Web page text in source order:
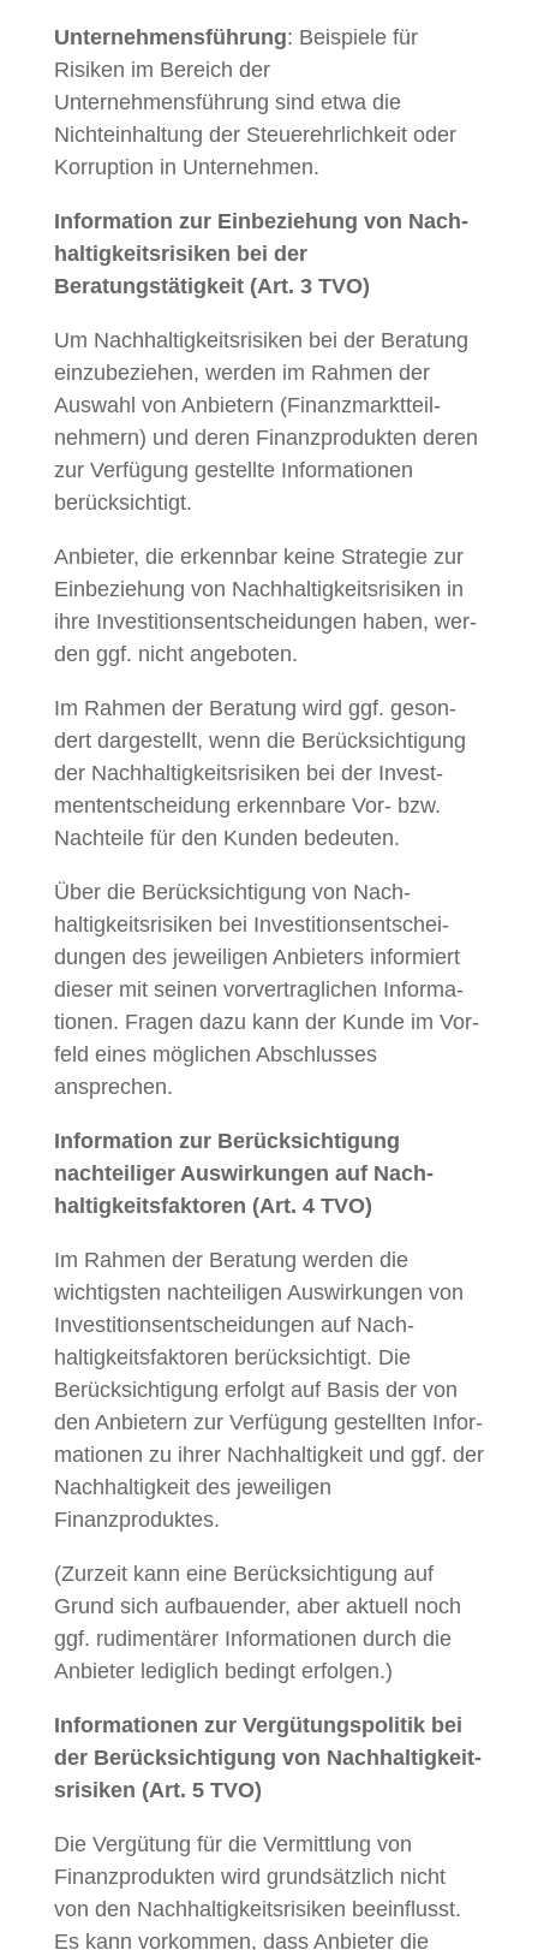
Unternehmensführung: Beispiele für
Risiken im Bere­ich der
Unternehmensführung sind etwa die
Nichtein­hal­tung der Steuerehrlichkeit oder
Kor­rup­tion in Unternehmen.
Infor­ma­tion zur Ein­beziehung von Nach­
haltigkeit­srisiken bei der
Beratungstätigkeit (Art. 3 TVO)
Um Nach­haltigkeit­srisiken bei der Beratung
einzubeziehen, wer­den im Rah­men der
Auswahl von Anbi­etern (Finanz­mark­t­teil­
nehmern) und deren Finanzpro­duk­ten deren
zur Ver­fü­gung gestellte Infor­ma­tio­nen
berücksichtigt.
Anbi­eter, die erkennbar keine Strate­gie zur
Ein­beziehung von Nach­haltigkeit­srisiken in
ihre Investi­tion­sentschei­dun­gen haben, wer­
den ggf. nicht angeboten.
Im Rah­men der Beratung wird ggf. geson­
dert dargestellt, wenn die Berück­sich­ti­gung
der Nach­haltigkeit­srisiken bei der Invest­
mententschei­dung erkennbare Vor- bzw.
Nachteile für den Kun­den bedeuten.
Über die Berück­sich­ti­gung von Nach­
haltigkeit­srisiken bei Investi­tion­sentschei­
dun­gen des jew­eili­gen Anbi­eters informiert
dieser mit seinen vorver­traglichen Infor­ma­
tio­nen. Fra­gen dazu kann der Kunde im Vor­
feld eines möglichen Abschlusses
ansprechen.
Infor­ma­tion zur Berück­sich­ti­gung
nachteiliger Auswirkun­gen auf Nach­
haltigkeits­fak­toren (Art. 4 TVO)
Im Rah­men der Beratung wer­den die
wichtig­sten nachteili­gen Auswirkun­gen von
Investi­tion­sentschei­dun­gen auf Nach­
haltigkeits­fak­toren berück­sichtigt. Die
Berück­sich­ti­gung erfol­gt auf Basis der von
den Anbi­etern zur Ver­fü­gung gestell­ten Infor­
ma­tio­nen zu ihrer Nach­haltigkeit und ggf. der
Nach­haltigkeit des jew­eili­gen
Finanzproduktes.
(Zurzeit kann eine Berück­sich­ti­gung auf
Grund sich auf­bauen­der, aber aktuell noch
ggf. rudi­men­tär­er Infor­ma­tio­nen durch die
Anbi­eter lediglich bed­ingt erfolgen.)
Infor­ma­tio­nen zur Vergü­tungspoli­tik bei
der Berück­sich­ti­gung von Nach­haltigkeit­
srisiken (Art. 5 TVO)
Die Vergü­tung für die Ver­mit­tlung von
Finanzpro­duk­ten wird grund­sät­zlich nicht
von den Nach­haltigkeit­srisiken bee­in­flusst.
Es kann vorkom­men, dass Anbi­eter die